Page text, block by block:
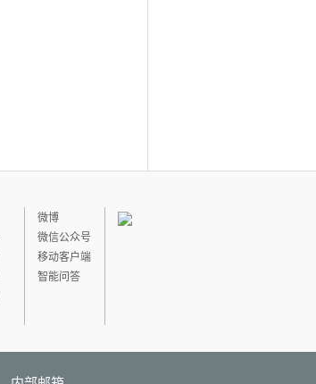
微博
微信公众号
移动客户端
智能问答